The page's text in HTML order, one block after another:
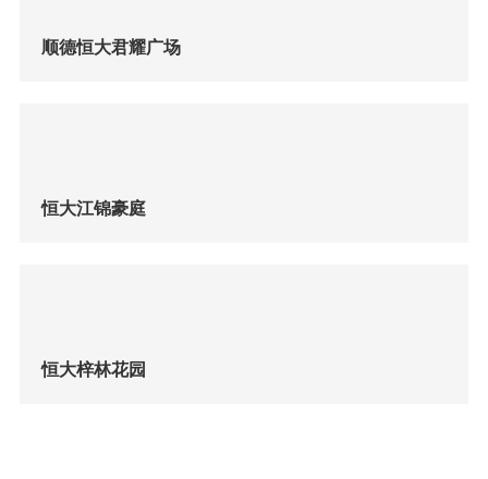
顺德恒大君耀广场
恒大江锦豪庭
恒大梓林花园